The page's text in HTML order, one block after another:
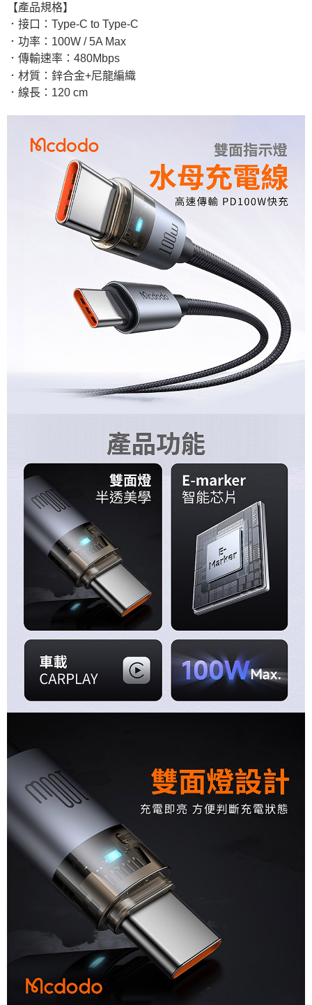
【產品規格】
．接口：Type-C to Type-C
．功率：100W / 5A Max
．傳輸速率：480Mbps
．材質：鋅合金+尼龍編織
．線長：120 cm